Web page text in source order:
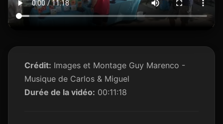
Crédit: Images et Montage Guy Marenco -
Musique de Carlos & Miguel
Durée de la vidéo: 00:11:18